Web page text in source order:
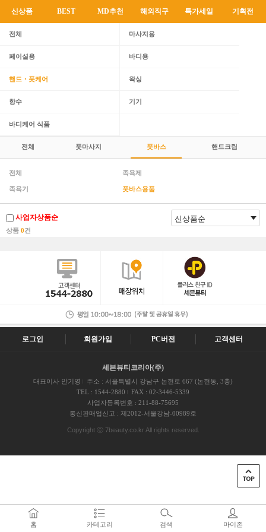
신상품 BEST MD추천 해외직구 특가세일 기획전
전체 마사지용
페이셜용 바디용
핸드・풋케어 왁싱
향수 기기
바디케어 식품
전체 풋마사지 풋바스 핸드크림
전체 족욕제
족욕기 풋바스용품
사업자상품순
상품 0건
로그인 회원가입 PC버전 고객센터
세븐뷰티코리아(주)
대표이사 안기영
주소 : 서울특별시 강남구 논현로 667 (논현동, 3층)
TEL : 1544-2880
FAX : 02-3446-5339
사업자등록번호 : 211-88-75695
통신판매업신고 : 제2012-서울강남-00989호
Copyright ⓒ 7beauty.co.kr All rights reserved.
홈 카테고리 검색 마이존